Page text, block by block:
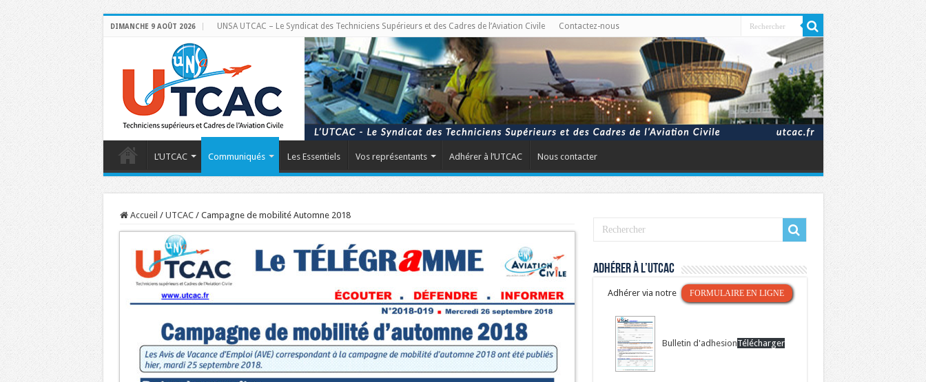
DIMANCHE 9 AOÛT 2026 UNSA UTCAC – Le Syndicat des Techniciens Supérieurs et des Cadres de l’Aviation Civile Contactez-nous
L’UTCAC Communiqués Les Essentiels Vos représentants Adhérer à l’UTCAC Nous contacter
Accueil / UTCAC / Campagne de mobilité Automne 2018
Adhérer à l’UTCAC
Adhérer via notre FORMULAIRE EN LIGNE
Bulletin d'adhesionTélécharger